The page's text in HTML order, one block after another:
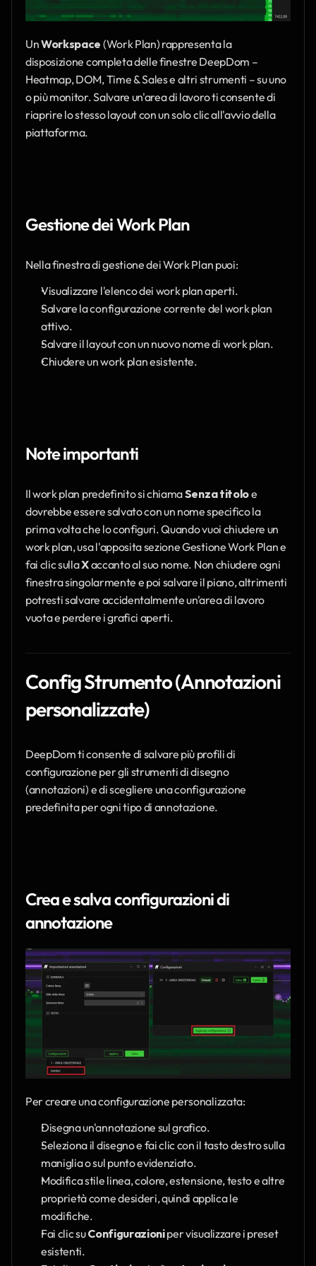
Un Workspace (Work Plan) rappresenta la
disposizione completa delle finestre DeepDom –
Heatmap, DOM, Time & Sales e altri strumenti – su uno
o più monitor. Salvare un'area di lavoro ti consente di
riaprire lo stesso layout con un solo clic all'avvio della
piattaforma.
Gestione dei Work Plan
Nella finestra di gestione dei Work Plan puoi:
Visualizzare l'elenco dei work plan aperti.
Salvare la configurazione corrente del work plan
attivo.
Salvare il layout con un nuovo nome di work plan.
Chiudere un work plan esistente.
Note importanti
Il work plan predefinito si chiama Senza titolo e
dovrebbe essere salvato con un nome specifico la
prima volta che lo configuri. Quando vuoi chiudere un
work plan, usa l'apposita sezione Gestione Work Plan e
fai clic sulla X accanto al suo nome. Non chiudere ogni
finestra singolarmente e poi salvare il piano, altrimenti
potresti salvare accidentalmente un'area di lavoro
vuota e perdere i grafici aperti.
Config Strumento (Annotazioni
personalizzate)
DeepDom ti consente di salvare più profili di
configurazione per gli strumenti di disegno
(annotazioni) e di scegliere una configurazione
predefinita per ogni tipo di annotazione.
Crea e salva configurazioni di
annotazione
Per creare una configurazione personalizzata:
Disegna un'annotazione sul grafico.
Seleziona il disegno e fai clic con il tasto destro sulla
maniglia o sul punto evidenziato.
Modifica stile linea, colore, estensione, testo e altre
proprietà come desideri, quindi applica le
modifiche.
Fai clic su Configurazioni per visualizzare i preset
esistenti.